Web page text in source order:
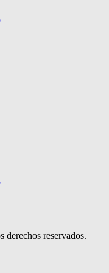
derechos reservados.